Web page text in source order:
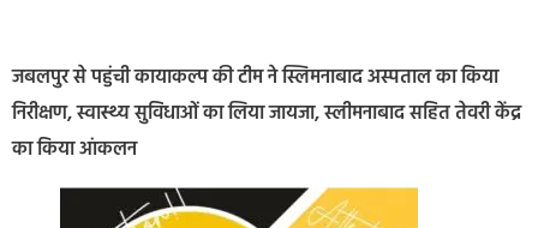
जबलपुर से पहुंची कायाकल्प की टीम ने स्लिमनाबाद अस्पताल का किया
निरीक्षण, स्वास्थ्य सुविधाओं का लिया जायजा, स्लीमनाबाद सहित तेवरी केंद्र
का किया आंकलन